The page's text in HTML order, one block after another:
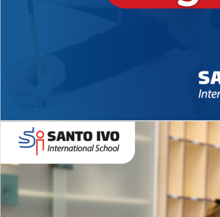
Novidades 2026 High School
EDUCAÇÃO INFANTIL
Inglês todos os dias